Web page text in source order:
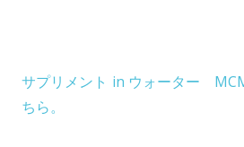
サプリメント in ウォーター
ちら。